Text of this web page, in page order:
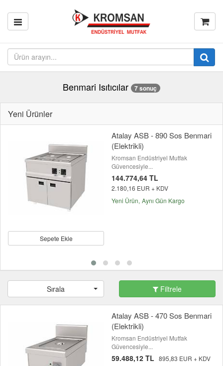
Benmari Isıtıcılar 7 sonuç
Yeni Ürünler
Sepete Ekle
Atalay ASB - 890 Sos Benmari
(Elektrikli)
Kromsan Endüstriyel Mutfak
Güvencesiyle...
144.774,64 TL
2.180,16 EUR + KDV
Yeni Ürün Aynı Gün Kargo
Sırala Filtrele
Atalay ASB - 470 Sos Benmari
(Elektrikli)
Kromsan Endüstriyel Mutfak
Güvencesiyle...
59.488,12 TL 895,83 EUR + KDV